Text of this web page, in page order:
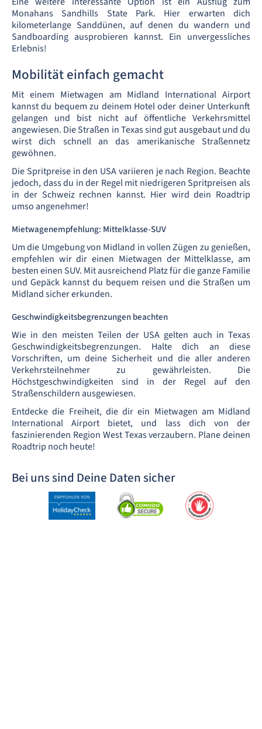
Monahans Sandhills State Park. Hier erwarten dich
kilometerlange Sanddünen, auf denen du wandern und
Sandboarding ausprobieren kannst. Ein unvergessliches
Erlebnis!
Mobilität einfach gemacht
Mit einem Mietwagen am Midland International Airport
kannst du bequem zu deinem Hotel oder deiner Unterkunft
gelangen und bist nicht auf öffentliche Verkehrsmittel
angewiesen. Die Straßen in Texas sind gut ausgebaut und du
wirst dich schnell an das amerikanische Straßennetz
gewöhnen.
Die Spritpreise in den USA variieren je nach Region. Beachte
jedoch, dass du in der Regel mit niedrigeren Spritpreisen als
in der Schweiz rechnen kannst. Hier wird dein Roadtrip
umso angenehmer!
Mietwagenempfehlung: Mittelklasse-SUV
Um die Umgebung von Midland in vollen Zügen zu genießen,
empfehlen wir dir einen Mietwagen der Mittelklasse, am
besten einen SUV. Mit ausreichend Platz für die ganze Familie
und Gepäck kannst du bequem reisen und die Straßen um
Midland sicher erkunden.
Geschwindigkeitsbegrenzungen beachten
Wie in den meisten Teilen der USA gelten auch in Texas
Geschwindigkeitsbegrenzungen. Halte dich an diese
Vorschriften, um deine Sicherheit und die aller anderen
Verkehrsteilnehmer zu gewährleisten. Die
Höchstgeschwindigkeiten sind in der Regel auf den
Straßenschildern ausgewiesen.
Entdecke die Freiheit, die dir ein Mietwagen am Midland
International Airport bietet, und lass dich von der
faszinierenden Region West Texas verzaubern. Plane deinen
Roadtrip noch heute!
Bei uns sind Deine Daten sicher